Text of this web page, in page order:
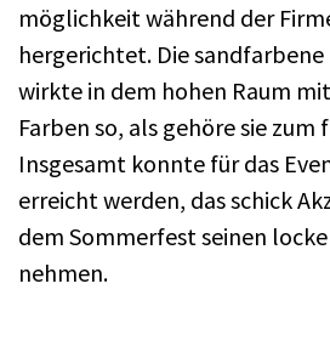
möglichkeit während der
hergerichtet. Die
wirkte in dem hohen Raum
Farben so, als gehöre sie
Insgesamt konnte für das
erreicht werden, das schick
dem Sommerfest seinen
nehmen.